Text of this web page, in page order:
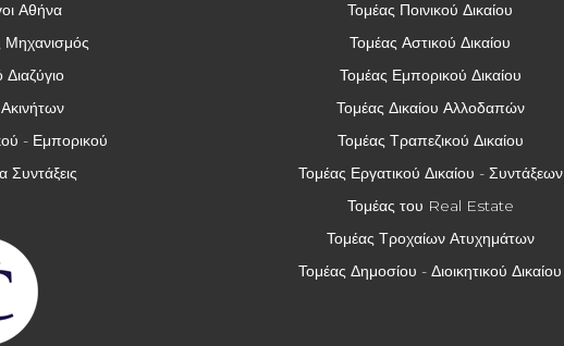
Αθήνα
Μηχανισμός
Διαζύγιο
- Εμπορικού
Συντάξεις
Τομέας Ποινικού Δικαίου
Τομέας Αστικού Δικαίου
Τομέας Εμπορικού Δικαίου
Τομέας Δικαίου Αλλοδαπών
Τομέας Τραπεζικού Δικαίου
Τομέας Εργατικού Δικαίου - Συντάξεων
Τομέας του Real Estate
Τομέας Τροχαίων Ατυχημάτων
Τομέας Δημοσίου - Διοικητικού Δικαίου